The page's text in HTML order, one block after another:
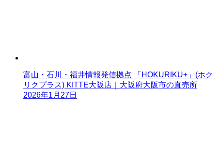
富山・石川・福井情報発信拠点 「HOKURIKU+」(ホク
リクプラス) KITTE大阪店｜大阪府大阪市の直売所
2026年1月27日